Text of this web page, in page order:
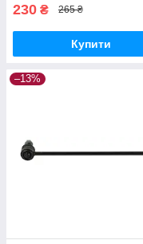
230 ₴ 265 ₴
Купити
–13%